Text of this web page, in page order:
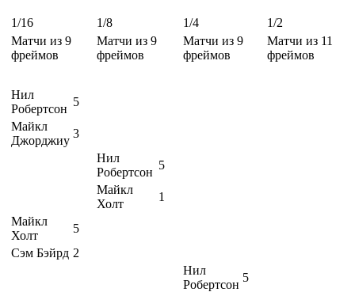
1/16 1/8 1/4
1/2
Матчи из 9
фреймов
Матчи из 9
фреймов
Матчи из 9
фреймов
Матчи из 11
фреймов
Нил
Робертсон
5
Майкл
Джорджиу
3
Нил
Робертсон
5
Майкл
Холт
1
Майкл
Холт
5
Сэм Бэйрд 2
Нил
Робертсон
5